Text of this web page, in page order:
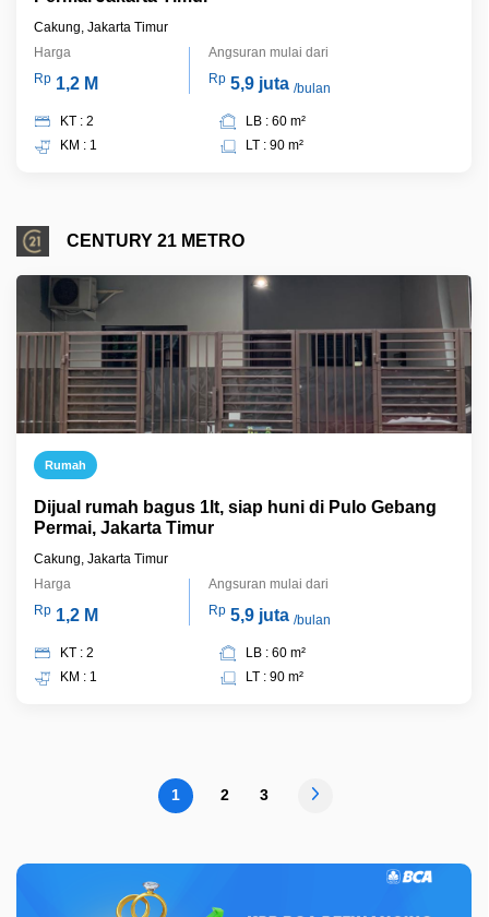
Cakung, Jakarta Timur
Harga
Rp 1,2 M
Angsuran mulai dari
Rp 5,9 juta /bulan
KT : 2
KM : 1
LB : 60 m²
LT : 90 m²
CENTURY 21 METRO
Rumah
Dijual rumah bagus 1lt, siap huni di Pulo Gebang
Permai, Jakarta Timur
Cakung, Jakarta Timur
Harga
Rp 1,2 M
Angsuran mulai dari
Rp 5,9 juta /bulan
KT : 2
KM : 1
LB : 60 m²
LT : 90 m²
1 2 3